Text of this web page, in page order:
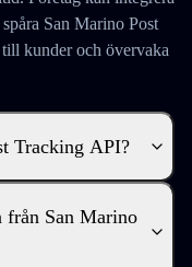
San Marino Post
kunder och övervaka
Tracking API?
från San Marino